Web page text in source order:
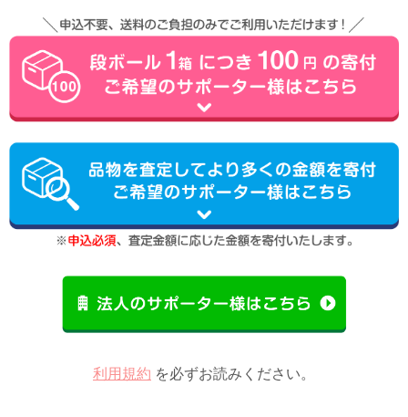
利用規約 を必ずお読みください。